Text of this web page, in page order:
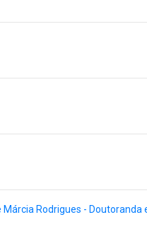
Rodrigues - Doutoranda